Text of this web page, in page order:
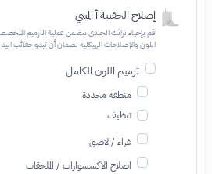
إصلاح الحقيبة أ الميني
قم بإحياء تراثك الجلدي تتضمن عملية الترميم
اللون والإصلاحات الهيكلية لضمان أن تبدو حقائب
ترميم اللون الكامل
منطقة محددة
تنظيف
غراء / لاصق
اصلاح الاكسسوارات / الملحقات